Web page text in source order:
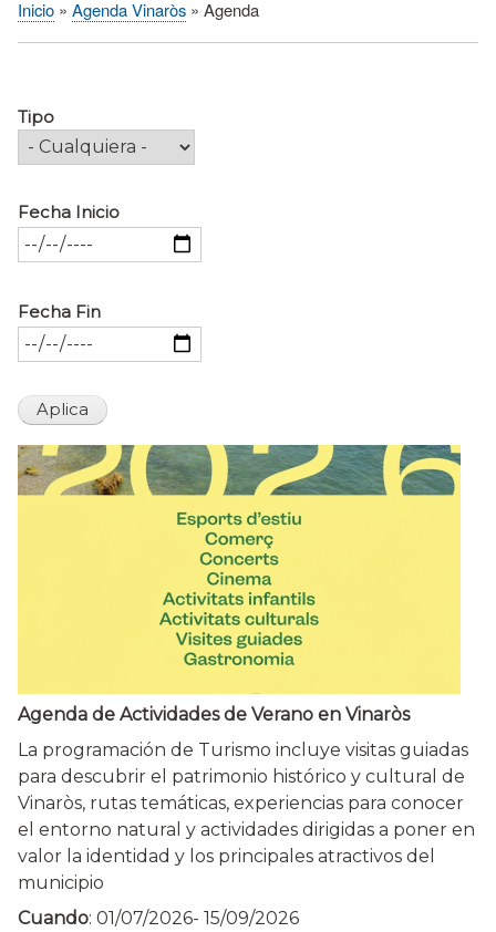
Sobrescribir
ayuda
la
Inicio Agenda Vinaròs Agenda
Tipo
Fecha Inicio
Fecha Fin
Agenda de Actividades de Verano en Vinaròs
La programación de Turismo incluye visitas guiadas
para descubrir el patrimonio histórico y cultural de
Vinaròs, rutas temáticas, experiencias para conocer
el entorno natural y actividades dirigidas a poner en
valor la identidad y los principales atractivos del
municipio
Cuando: 01/07/2026- 15/09/2026